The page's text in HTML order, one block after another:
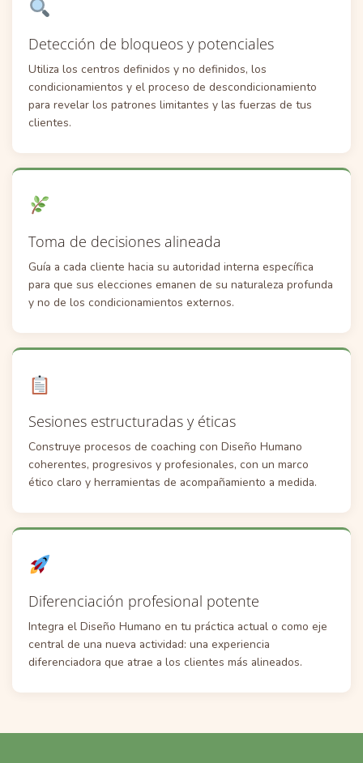
Detección de bloqueos y potenciales
Utiliza los centros definidos y no definidos, los
condicionamientos y el proceso de descondicionamiento
para revelar los patrones limitantes y las fuerzas de tus
clientes.
Toma de decisiones alineada
Guía a cada cliente hacia su autoridad interna específica
para que sus elecciones emanen de su naturaleza profunda
y no de los condicionamientos externos.
Sesiones estructuradas y éticas
Construye procesos de coaching con Diseño Humano
coherentes, progresivos y profesionales, con un marco
ético claro y herramientas de acompañamiento a medida.
Diferenciación profesional potente
Integra el Diseño Humano en tu práctica actual o como eje
central de una nueva actividad: una experiencia
diferenciadora que atrae a los clientes más alineados.